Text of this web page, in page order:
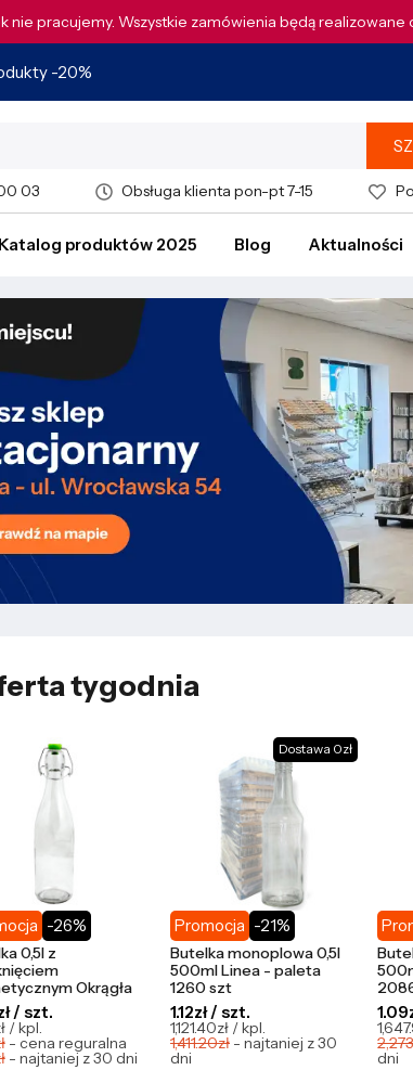
nie pracujemy. Wszystkie zamówienia będą realizowane
-20%
03 Obsługa klienta pon-pt 7-15
Katalog produktów 2025 Blog Aktualności
tygodnia
-26%
0,5l z
Okrągła
/ szt.
/ kpl.
- cena reguralna
- najtaniej z 30 dni
Dostawa 0zł
Promocja -21%
Butelka monoplowa 0,5l
500ml Linea - paleta
1260 szt
1.12zł / szt.
1,121.40zł / kpl.
1,411.20zł - najtaniej z 30
dni dni